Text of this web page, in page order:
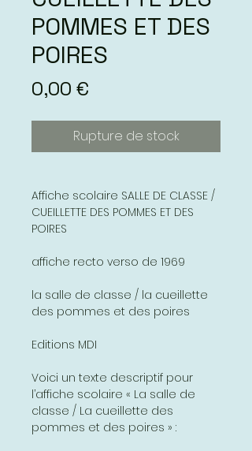
POMMES ET DES
POIRES
0,00 €
Rupture de stock
Affiche scolaire SALLE DE CLASSE /
CUEILLETTE DES POMMES ET DES
POIRES
affiche recto verso de 1969
la salle de classe / la cueillette
des pommes et des poires
Editions MDI
Voici un texte descriptif pour
l’affiche scolaire « La salle de
classe / La cueillette des
pommes et des poires » :